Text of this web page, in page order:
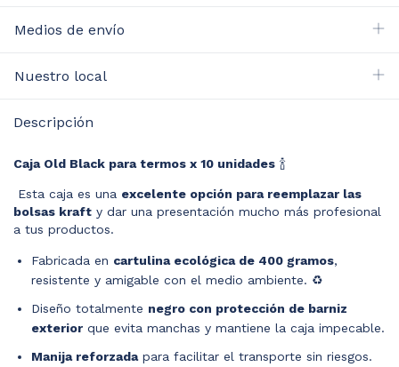
Medios de envío
Nuestro local
Descripción
Caja Old Black para termos x 10 unidades 🍾
Esta caja es una excelente opción para reemplazar las
bolsas kraft y dar una presentación mucho más profesional
a tus productos.
Fabricada en cartulina ecológica de 400 gramos,
resistente y amigable con el medio ambiente. ♻️
Diseño totalmente negro con protección de barniz
exterior que evita manchas y mantiene la caja impecable.
Manija reforzadapara facilitar el transporte sin riesgos.